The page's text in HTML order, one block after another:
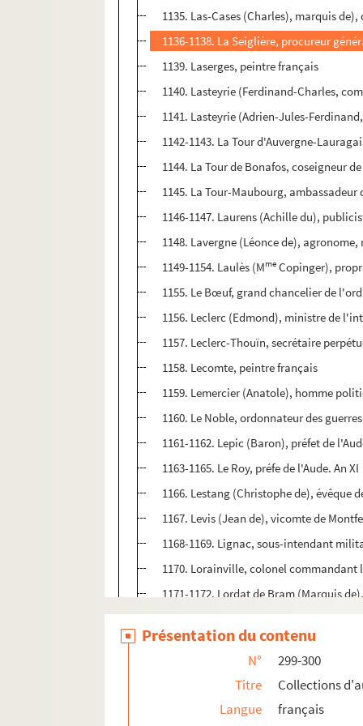
1135. Las-Cases (Charles), marquis
1136-1138. La Seiglière, procureur
1139. Laserges, peintre français
1140. Lasteyrie (Ferdinand-Charles,
1141. Lasteyrie (Adrien-Jules-
1142-1143. La Tour d'Auvergne-
1144. La Tour de Bonafos, coseigneur
1145. La Tour-Maubourg, ambassadeur
1146-1147. Laurens (Achille du),
1148. Lavergne (Léonce de),
1149-1154. Laulès (Mme Copinger),
1155. Le Bœuf, grand chancelier de
1156. Leclerc (Edmond), ministre de
1157. Leclerc-Thouïn, secrétaire
1158. Lecomte, peintre français
1159. Lemercier (Anatole), homme
1160. Le Noble, ordonnateur des
1161-1162. Lepic (Baron), préfet de
1163-1165. Le Roy, préfe de l'Aude. An XI
1166. Lestang (Christophe de), évêque
1167. Levis (Jean de), vicomte de
1168-1169. Lignac, sous-intendant
1170. Lorainville, colonel commandant
1171-1172. Lordat de Bram (Marquis
1173. Lordat de Bram (Commandeur
1174. Louis XIII, roi de France
1175. Louis-Charles de Bourbon,
1176. Louis XVI, roi de France
1177. Louis (François), capitaine au 94
Présentation du contenu
N°
299-300
Titre
Collections
Langue
français